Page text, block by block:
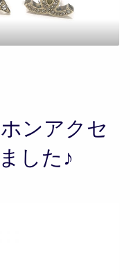
ンアクセ
した♪